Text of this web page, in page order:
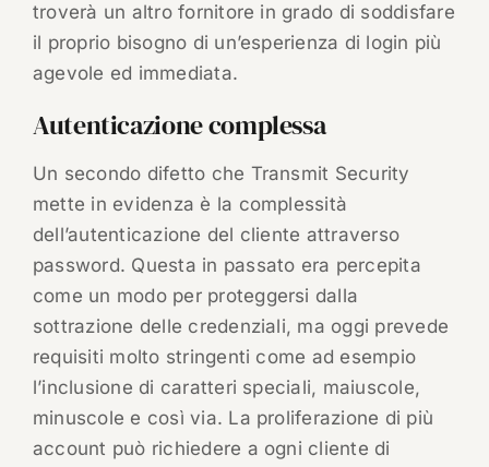
troverà un altro fornitore in grado di soddisfare
il proprio bisogno di un’esperienza di login più
agevole ed immediata.
Autenticazione complessa
Un secondo difetto che Transmit Security
mette in evidenza è la complessità
dell’autenticazione del cliente attraverso
password. Questa in passato era percepita
come un modo per proteggersi dalla
sottrazione delle credenziali, ma oggi prevede
requisiti molto stringenti come ad esempio
l’inclusione di caratteri speciali, maiuscole,
minuscole e così via. La proliferazione di più
account può richiedere a ogni cliente di